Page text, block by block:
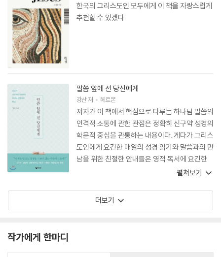
한국의 그리스도인 모두에게 이 책을 자랑스럽게
추천할 수 있겠다.
말씀 앞에 선 당신에게
강산저 헤르몬
저자가 이 책에서 핵심으로 다루는 하나님 말씀의
인격적 소통에 관한 관점은 정확히 신구약 성경의
학문적 중심을 관통하는 내용이다. 게다가 그리스
도인에게 요긴한 매일의 성경 읽기와 말씀과의 만
남을 위한 친절한 안내들은 영적 독서에 요긴한
실용적인 지침과 원리로 가득하다. 작지만 무게
길에 올라, 거룩하신 하나님을 인격적으로 만날
수 있으리라.
펼쳐보기
더보기
작가에게 한마디